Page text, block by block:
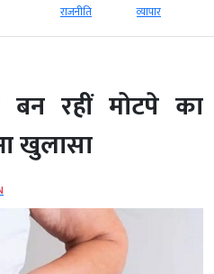
राजनीति व्‍यापार
बन रहीं मोटपे का
खुलासा